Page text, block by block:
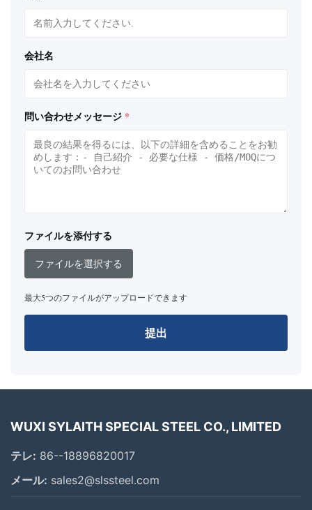
会社名
問い合わせメッセージ *
ファイルを添付する
ファイルを選択する
最大5つのファイルがアップロードできます
提出
WUXI SYLAITH SPECIAL STEEL CO., LIMITED
テレ: 86--18896820017
メール: sales2@slssteel.com